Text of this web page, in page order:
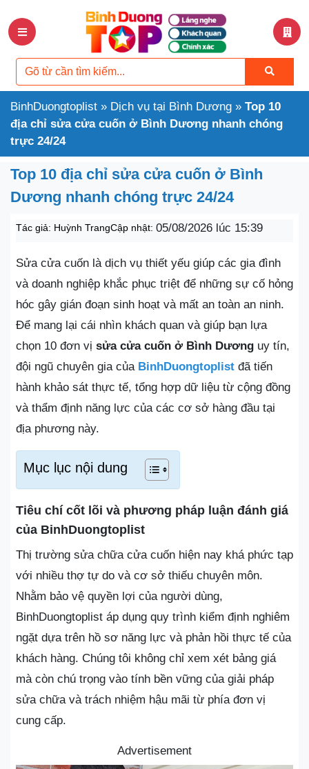
BinhDuongtoplist » Dịch vụ tại Bình Dương » Top 10
địa chỉ sửa cửa cuốn ở Bình Dương nhanh chóng
trực 24/24
Top 10 địa chỉ sửa cửa cuốn ở Bình
Dương nhanh chóng trực 24/24
Tác giả: Huỳnh TrangCập nhật: 05/08/2026 lúc 15:39
Sửa cửa cuốn là dịch vụ thiết yếu giúp các gia đình
và doanh nghiệp khắc phục triệt để những sự cố hỏng
hóc gây gián đoạn sinh hoạt và mất an toàn an ninh.
Để mang lại cái nhìn khách quan và giúp bạn lựa
chọn 10 đơn vị sửa cửa cuốn ở Bình Dương uy tín,
đội ngũ chuyên gia của BinhDuongtoplist đã tiến
hành khảo sát thực tế, tổng hợp dữ liệu từ cộng đồng
và thẩm định năng lực của các cơ sở hàng đầu tại
địa phương này.
Mục lục nội dung
Tiêu chí cốt lõi và phương pháp luận đánh giá
của BinhDuongtoplist
Thị trường sửa chữa cửa cuốn hiện nay khá phức tạp
với nhiều thợ tự do và cơ sở thiếu chuyên môn.
Nhằm bảo vệ quyền lợi của người dùng,
BinhDuongtoplist áp dụng quy trình kiểm định nghiêm
ngặt dựa trên hồ sơ năng lực và phản hồi thực tế của
khách hàng. Chúng tôi không chỉ xem xét bảng giá
mà còn chú trọng vào tính bền vững của giải pháp
sửa chữa và trách nhiệm hậu mãi từ phía đơn vị
cung cấp.
Advertisement